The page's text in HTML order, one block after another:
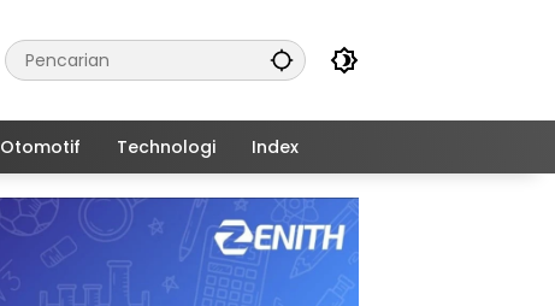
Otomotif Technologi Index